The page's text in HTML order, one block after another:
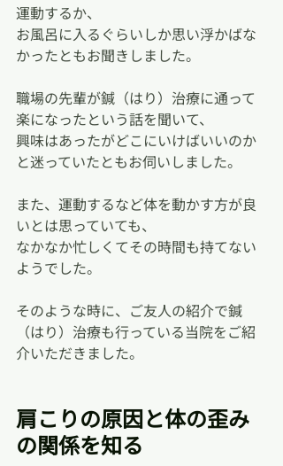
運動するか、
お風呂に入るぐらいしか思い浮かばな
かったともお聞きしました。
職場の先輩が鍼（はり）治療に通って
楽になったという話を聞いて、
興味はあったがどこにいけばいいのか
と迷っていたともお伺いしました。
また、運動するなど体を動かす方が良
いとは思っていても、
なかなか忙しくてその時間も持てない
ようでした。
そのような時に、ご友人の紹介で鍼
（はり）治療も行っている当院をご紹
介いただきました。
肩こりの原因と体の歪み
の関係を知る